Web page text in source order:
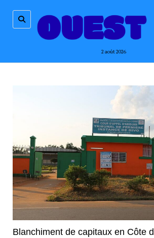
2 août 2026
Blanchiment de capitaux en Côte